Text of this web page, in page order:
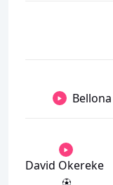
David Okereke